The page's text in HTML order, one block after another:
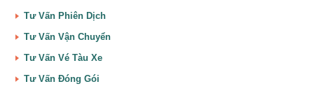
Tư Vấn Phiên Dịch
Tư Vấn Vận Chuyển
Tư Vấn Vé Tàu Xe
Tư Vấn Đóng Gói